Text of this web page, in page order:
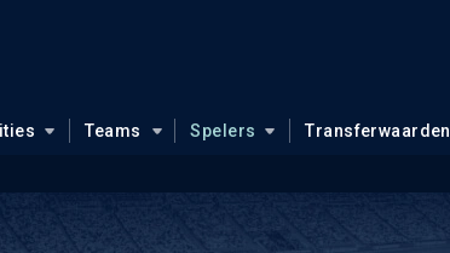
Teams Spelers Transferwaarden